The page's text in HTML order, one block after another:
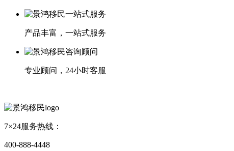
产品丰富，一站式服务
专业顾问，24小时客服
7×24服务热线：
400-888-4448